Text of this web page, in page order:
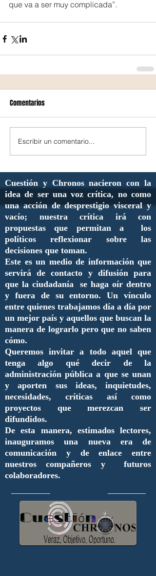
que va a ser muy complicada”.
Comentarios
Escribir un comentario...
Cuestión y Chronos nacieron con la
idea de ser una voz crítica, no como
una acción de desprestigio visceral y
vacío; nuestra crítica irá con
propuestas que permitan a los
políticos reflexionar sobre las
decisiones que toman.
Este es un medio de información que
servirá de contacto y difusión para
que la ciudadanía se haga oír dentro
y fuera de su entorno. Un vínculo
entre quienes trabajamos día a día por
un mejor país y aquellos que buscan la
manera de lograrlo pero que no saben
cómo.
Queremos invitar a todo aquel que
tenga algo qué decir de la
administración pública a que se unan
y aporten sus ideas, inquietudes,
necesidades, críticas así como
proyectos que merezcan ser
difundidos.
De esta manera, estimados lectores,
inauguramos una nueva era de
comunicación y de enlace entre
nuestros compañeros y futuros
colaboradores.